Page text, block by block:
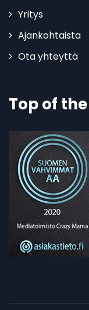
Yritys
Ajankohtaista
Ota yhteyttä
Top of